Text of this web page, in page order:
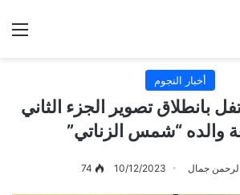
أخبار النجوم
بانطلاق تصوير الجزء الثاني
والده “شمس الزناتي”
جمال 10/12/2023
74